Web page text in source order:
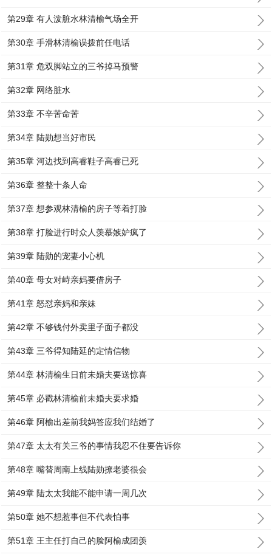
第29章 有人泼脏水林清榆气场全开
第30章 手滑林清榆误拨前任电话
第31章 危双脚站立的三爷掉马预警
第32章 网络脏水
第33章 不辛苦命苦
第34章 陆勋想当好市民
第35章 河边找到高睿鞋子高睿已死
第36章 整整十条人命
第37章 想参观林清榆的房子等着打脸
第38章 打脸进行时众人羡慕嫉妒疯了
第39章 陆勋的宠妻小心机
第40章 母女对峙亲妈要借房子
第41章 怒怼亲妈和亲妹
第42章 不够钱付外卖里子面子都没
第43章 三爷得知陆延的定情信物
第44章 林清榆生日前未婚夫要送惊喜
第45章 必戳林清榆前未婚夫要求婚
第46章 阿榆出差前我妈答应我们结婚了
第47章 太太有关三爷的事情我忍不住要告诉你
第48章 嘴替周南上线陆勋撩老婆很会
第49章 陆太太我能不能申请一周几次
第50章 她不想惹事但不代表怕事
第51章 王主任打自己的脸阿榆成团羡